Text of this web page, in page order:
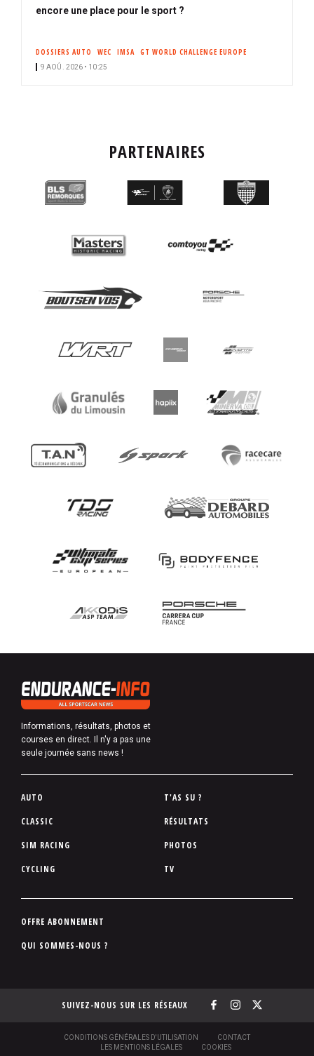
encore une place pour le sport ?
DOSSIERS AUTO WEC IMSA GT WORLD CHALLENGE EUROPE
9 AOÛ. 2026 • 10:25
PARTENAIRES
Informations, résultats, photos et
courses en direct. Il n'y a pas une
seule journée sans news !
P
d
d
p
e
AUTO
CLASSIC
SIM RACING
CYCLING
T'AS SU ?
RÉSULTATS
PHOTOS
TV
P
d
p
OFFRE ABONNEMENT
QUI SOMMES-NOUS ?
SUIVEZ-NOUS SUR LES RÉSEAUX
CONDITIONS GÉNÉRALES D'UTILISATION
CONTACT
LES MENTIONS LÉGALES
COOKIES